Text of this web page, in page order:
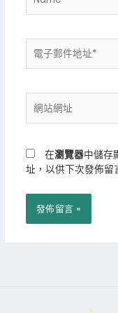
件
地
站
在瀏覽器中儲存
址，以供下次發佈留